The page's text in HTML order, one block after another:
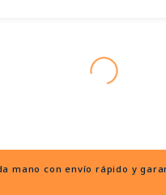
mano con envío rápido y